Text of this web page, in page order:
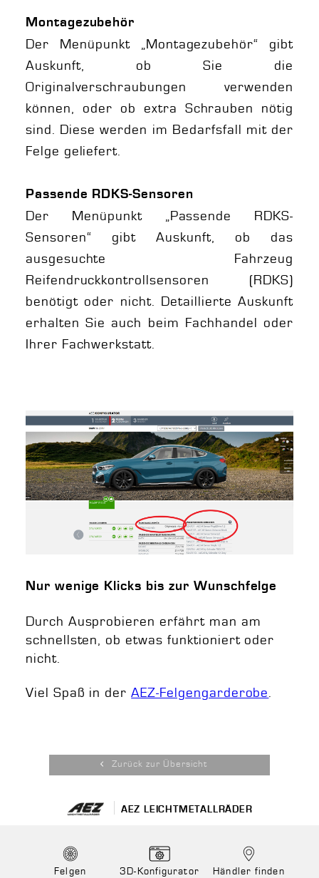
Montagezubehör
Der Menüpunkt „Montagezubehör“ gibt
Auskunft, ob Sie die
Originalverschraubungen verwenden
können, oder ob extra Schrauben nötig
sind. Diese werden im Bedarfsfall mit der
Felge geliefert.
Passende RDKS-Sensoren
Der Menüpunkt „Passende RDKS-
Sensoren“ gibt Auskunft, ob das
ausgesuchte Fahrzeug
Reifendruckkontrollsensoren (RDKS)
benötigt oder nicht. Detaillierte Auskunft
erhalten Sie auch beim Fachhandel oder
Ihrer Fachwerkstatt.
Nur wenige Klicks bis zur Wunschfelge
Durch Ausprobieren erfährt man am
schnellsten, ob etwas funktioniert oder
nicht.
Viel Spaß in derAEZ-Felgengarderobe.
Zurück zur Übersicht
AEZ LEICHTMETALLRÄDER
Felgen 3D-Konfigurator Händler finden